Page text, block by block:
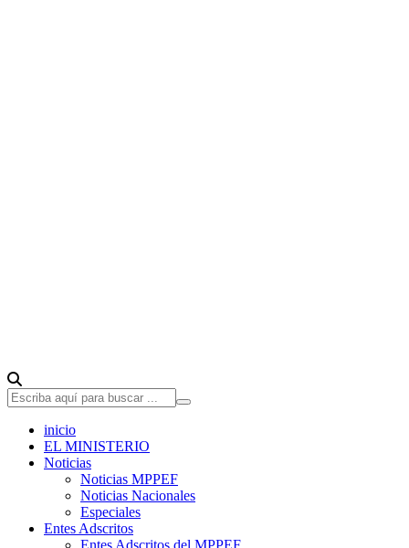
inicio
EL MINISTERIO
Noticias
Noticias MPPEF
Noticias Nacionales
Especiales
Entes Adscritos
Entes Adscritos del MPPEF